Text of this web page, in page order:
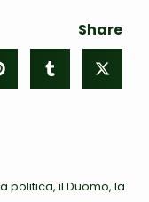
Share
politica, il Duomo, la